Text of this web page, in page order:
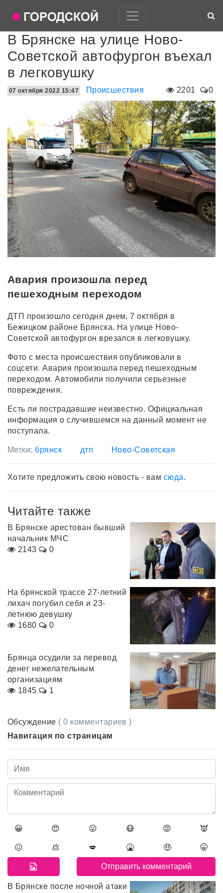
В Брянске на улице Ново-
Советской автофургон въехал
в легковушку
2201 0
07 октября 2022 15:47 Происшествия
Авария произошла перед
пешеходным переходом
ДТП произошло сегодня днем, 7 октября в
Бежицком районе Брянска. На улице Ново-
Советской автофургон врезался в легковушку.
Фото с места происшествия опубликовали в
соцсети. Авария произошла перед пешеходным
переходом. Автомобили получили серьезные
повреждения.
Есть ли пострадавшие неизвестно. Официальная
информация о случившемся на данный момент не
поступала.
Метки: брянск дтп Ново-Советская
Хотите предложить свою новость - вам сюда.
Читайте также
В Брянске арестован бывший
начальник МЧС
2143
0
На брянской трассе 27-летний
лихач погубил себя и 23-
летнюю девушку
1680
0
Брянца осудили за перевод
денег нежелательным
организациям
1845
1
Обсуждение ( 0 комментариев )
Навигация по страницам
😀 😍 😛 😷 😡 👿
😖 💩 💋 🤮 🤑 🤫
В Брянске после ночной атаки